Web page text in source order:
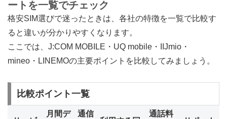
ートを一覧でチェック
格安SIM選びで迷ったときは、各社の特徴を一覧で比較す
ると違いが分かりやすくなります。
ここでは、J:COM MOBILE・UQ mobile・IIJmio・
mineo・LINEMOの主要ポイントを比較してみましょう。
比較ポイント一覧
月間デ
通信
通話料